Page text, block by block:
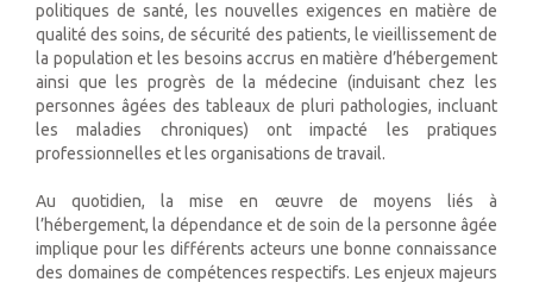
politiques de santé, les nouvelles exigences en matière de
qualité des soins, de sécurité des patients, le vieillissement de
la population et les besoins accrus en matière d’hébergement
ainsi que les progrès de la médecine (induisant chez les
personnes âgées des tableaux de pluri pathologies, incluant
les maladies chroniques) ont impacté les pratiques
professionnelles et les organisations de travail.
Au quotidien, la mise en œuvre de moyens liés à
l’hébergement, la dépendance et de soin de la personne âgée
implique pour les différents acteurs une bonne connaissance
des domaines de compétences respectifs. Les enjeux majeurs